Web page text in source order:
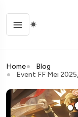
Home
Blog
Event FF Mei